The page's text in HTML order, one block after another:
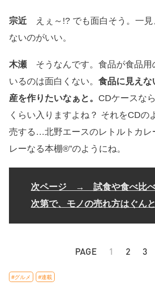
宗近えぇ～!? でも面白そう。一見
ないのがいい。
木瀬そうなんです。食品が食品用
いるのは面白くない。 食品に見えな
産を作りたいなぁと。 CDケースな
くらい入りますよね？ それをCDの
売する…北野エースのレトルトカレ
レーなる本棚®”のようにね。
次ページ → 試食や食べ比べ
次第で、 モノの売れ方はぐんと
PAGE 1 2 3
#グルメ #連載